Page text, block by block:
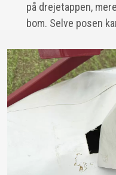
på drejetappen,
bom. Selve posen